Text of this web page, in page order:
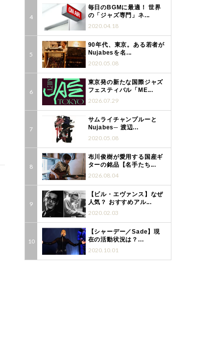
毎日のBGMに最適！ 世界
の「ジャズ専門」ネ...
2020.04.18
90年代、東京。ある若者が
Nujabesを名...
2020.05.08
東京発の新たな国際ジャズ
フェスティバル「ME...
2026.07.29
サムライチャンプルーと
Nujabes─ 渡辺...
2020.05.08
布川俊樹が愛用する国産ギ
ターの銘品【名手たち...
2026.08.04
【ビル・エヴァンス】なぜ
人気？ おすすめアル...
2020.02.03
【シャーデー／Sade】現
在の活動状況は？...
2020.10.01